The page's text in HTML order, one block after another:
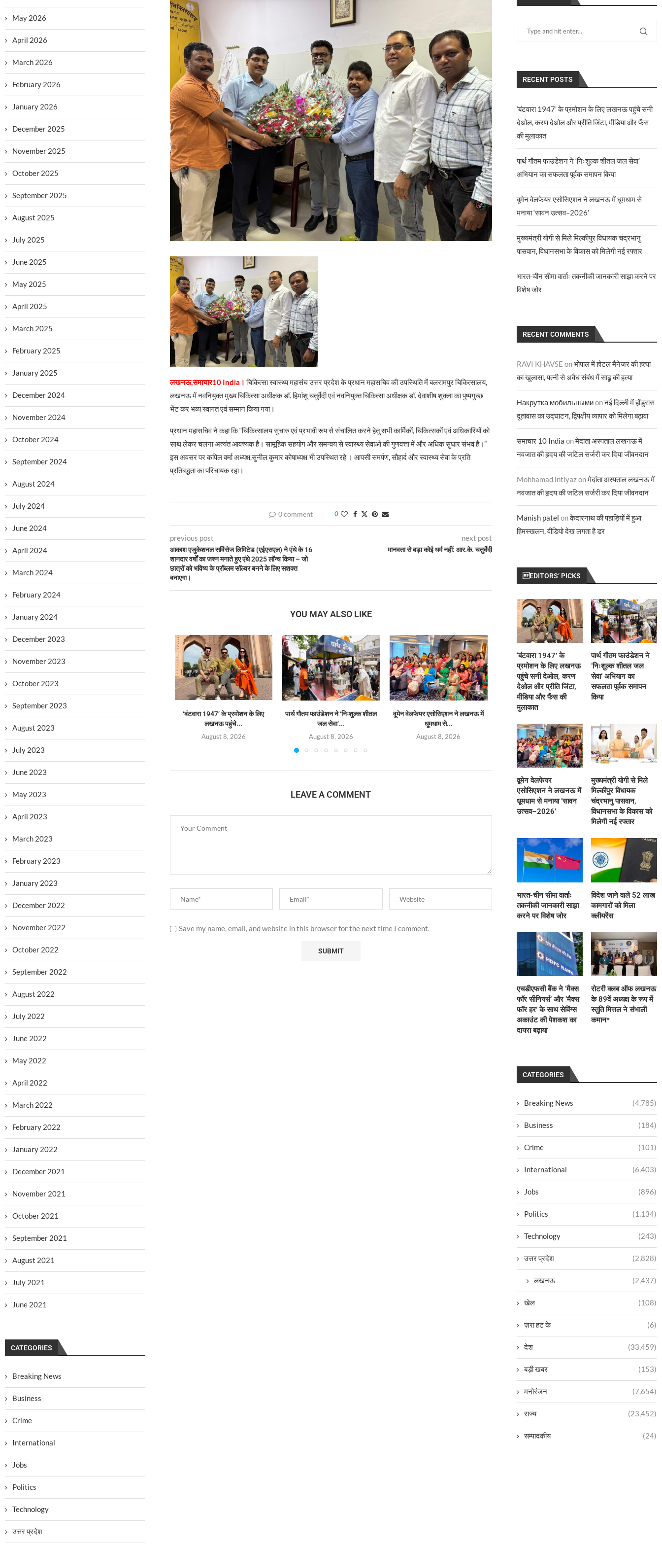
लखनऊ,समाचार10 India। चिकित्सा स्वास्थ्य महासंघ उत्तर प्रदेश के प्रधान महासचिव की उपस्थिति में बलरामपुर चिकित्सालय,
लखनऊ में नवनियुक्त मुख्य चिकित्सा अधीक्षक डॉ. हिमांशु चतुर्वेदी एवं नवनियुक्त चिकित्सा अधीक्षक डॉ. देवाशीष शुक्ला का पुष्पगुच्छ
भेंट कर भव्य स्वागत एवं सम्मान किया गया।
प्रधान महासचिव ने कहा कि “चिकित्सालय सुचारु एवं प्रभावी रूप से संचालित करने हेतु सभी कार्मिकों, चिकित्सकों एवं अधिकारियों को
साथ लेकर चलना अत्यंत आवश्यक है। सामूहिक सहयोग और समन्वय से स्वास्थ्य सेवाओं की गुणवत्ता में और अधिक सुधार संभव है।”
इस अवसर पर कपिल वर्मा अध्यक्ष,सुनील कुमार कोषाध्यक्ष भी उपस्थित रहे । आपसी समर्पण, सौहार्द और स्वास्थ्य सेवा के प्रति
प्रतिबद्धता का परिचायक रहा।
0 comment 0
previous post
आकाश एजुकेशनल सर्विसेज लिमिटेड (एईएसएल) ने एंथे के 16
शानदार वर्षों का जश्न मनाते हुए एंथे 2025 लॉन्च किया – जो
छात्रों को भविष्य के प्रॉब्लम सॉल्वर बनने के लिए सशक्त
बनाएगा।
next post
मानवता से बड़ा कोई धर्म नहीं: आर.के. चतुर्वेदी
YOU MAY ALSO LIKE
‘बंटवारा 1947’ के प्रमोशन के लिए
लखनऊ पहुंचे...
August 8, 2026
पार्थ गौतम फाउंडेशन ने ‘निःशुल्क शीतल
जल सेवा’...
August 8, 2026
वूमेन वेलफेयर एसोसिएशन ने लखनऊ में
धूमधाम से...
August 8, 2026
मुख्यमंत्री योगी से मिले मिल्कीपुर विधायक
चंद्रभानु पासवान,...
August 8, 2026
साझा
August 8,
LEAVE A COMMENT
Save my name, email, and website in this browser for the next time I comment.
RECENT POSTS
‘बंटवारा 1947’ के प्रमोशन के लिए लखनऊ पहुंचे सनी
देओल, करण देओल और प्रीति जिंटा, मीडिया और फैंस
की मुलाकात
पार्थ गौतम फाउंडेशन ने ‘निःशुल्क शीतल जल सेवा’
अभियान का सफलता पूर्वक समापन किया
वूमेन वेलफेयर एसोसिएशन ने लखनऊ में धूमधाम से
मनाया ‘सावन उत्सव–2026’
मुख्यमंत्री योगी से मिले मिल्कीपुर विधायक चंद्रभानु
पासवान, विधानसभा के विकास को मिलेगी नई रफ्तार
भारत-चीन सीमा वार्ताः तकनीकी जानकारी साझा करने पर
विशेष जोर
RECENT COMMENTS
RAVI KHAVSE onभोपाल में होटल मैनेजर की हत्या
का खुलासा, पत्नी से अवैध संबंध में साढू की हत्या
Накрутка мобильнымиonनई दिल्ली में होंडुरास
दूतावास का उद्घाटन, द्विपक्षीय व्यापार को मिलेगा बढ़ावा
समाचार 10 India onमेदांता अस्पताल लखनऊ में
नवजात की हृदय की जटिल सर्जरी कर दिया जीवनदान
Mohhamad intiyazonमेदांता अस्पताल लखनऊ में
नवजात की हृदय की जटिल सर्जरी कर दिया जीवनदान
Manish patel onकेदारनाथ की पहाड़ियों में हुआ
हिमस्खलन, वीडियो देख लगता है डर
EDITORS’ PICKS
‘बंटवारा 1947’ के
प्रमोशन के लिए लखनऊ
पहुंचे सनी देओल, करण
देओल और प्रीति जिंटा,
मीडिया और फैंस की
मुलाकात
पार्थ गौतम फाउंडेशन ने
‘निःशुल्क शीतल जल
सेवा’ अभियान का
सफलता पूर्वक समापन
किया
वूमेन वेलफेयर
एसोसिएशन ने लखनऊ में
धूमधाम से मनाया ‘सावन
उत्सव–2026’
मुख्यमंत्री योगी से मिले
मिल्कीपुर विधायक
चंद्रभानु पासवान,
विधानसभा के विकास को
मिलेगी नई रफ्तार
भारत-चीन सीमा वार्ताः
तकनीकी जानकारी साझा
करने पर विशेष जोर
विदेश जाने वाले 52 लाख
कामगारों को मिला
क्लीयरेंस
एचडीएफसी बैंक ने ‘मैक्स
फॉर सीनियर्स’ और ‘मैक्स
फॉर हर’ के साथ सेविंग्स
अकाउंट की पेशकश का
दायरा बढ़ाया
रोटरी क्लब ऑफ लखनऊ
के 89वें अध्यक्ष के रूप में
स्तुति मित्तल ने संभाली
कमान*
CATEGORIES
Breaking News (4,785)
Business (184)
Crime (101)
International (6,403)
Jobs (896)
Politics (1,134)
Technology (243)
उत्तर प्रदेश (2,828)
लखनऊ (2,437)
खेल (108)
ज़रा हट के (6)
देश (33,459)
बड़ी खबर (153)
मनोरंजन (7,654)
राज्य (23,452)
सम्पादकीय (24)
May 2026
April 2026
March 2026
February 2026
January 2026
December 2025
November 2025
October 2025
September 2025
August 2025
July 2025
June 2025
May 2025
April 2025
March 2025
February 2025
January 2025
December 2024
November 2024
October 2024
September 2024
August 2024
July 2024
June 2024
April 2024
March 2024
February 2024
January 2024
December 2023
November 2023
October 2023
September 2023
August 2023
July 2023
June 2023
May 2023
April 2023
March 2023
February 2023
January 2023
December 2022
November 2022
October 2022
September 2022
August 2022
July 2022
June 2022
May 2022
April 2022
March 2022
February 2022
January 2022
December 2021
November 2021
October 2021
September 2021
August 2021
July 2021
June 2021
CATEGORIES
Breaking News
Business
Crime
International
Jobs
Politics
Technology
उत्तर प्रदेश